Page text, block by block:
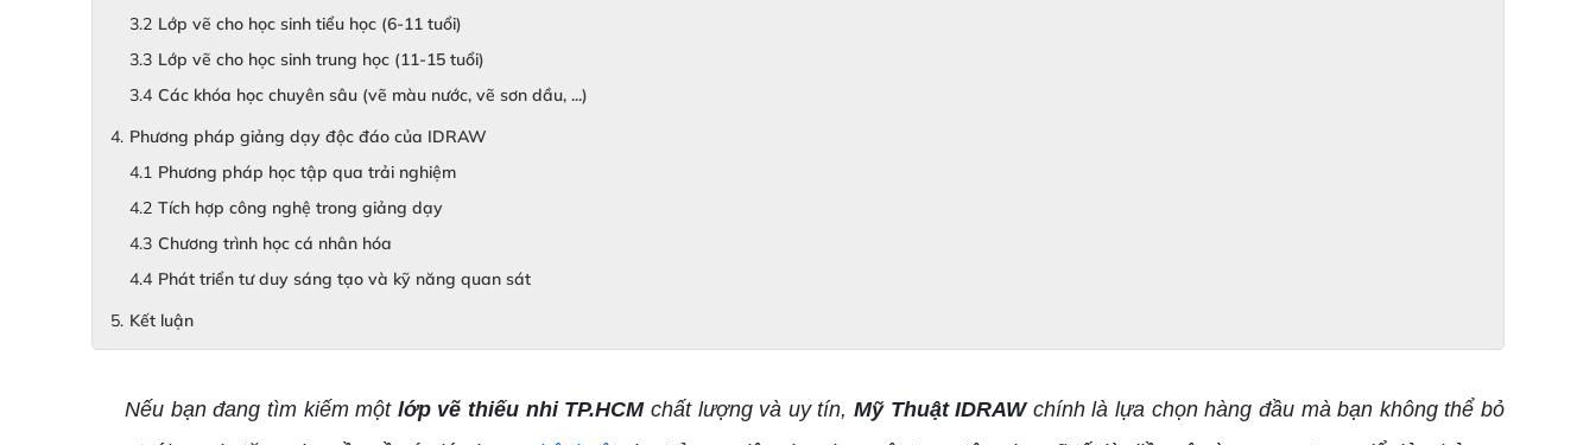
Lớp vẽ cho học sinh tiểu học (6-11 tuổi)
Lớp vẽ cho học sinh trung học (11-15 tuổi)
Các khóa học chuyên sâu (vẽ màu nước, vẽ sơn dầu, ...)
Phương pháp giảng dạy độc đáo của IDRAW
Phương pháp học tập qua trải nghiệm
Tích hợp công nghệ trong giảng dạy
Chương trình học cá nhân hóa
Phát triển tư duy sáng tạo và kỹ năng quan sát
Kết luận
Nếu bạn đang tìm kiếm một lớp vẽ thiếu nhi TP.HCMchất lượng và uy tín, Mỹ Thuật IDRAWchính là lựa chọn hàng đầu mà bạn không thể bỏ